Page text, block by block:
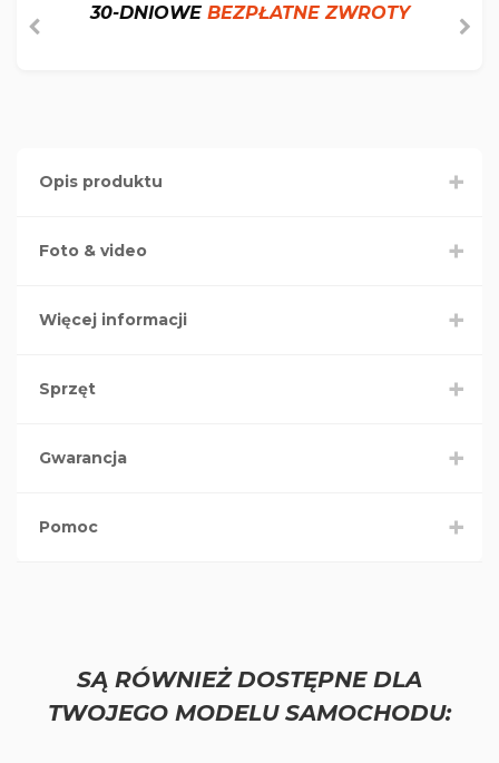
30-DNIOWE BEZPŁATNE ZWROTY
Opis produktu
Foto & video
Więcej informacji
Sprzęt
Gwarancja
Pomoc
SĄ RÓWNIEŻ DOSTĘPNE DLA
TWOJEGO MODELU SAMOCHODU: